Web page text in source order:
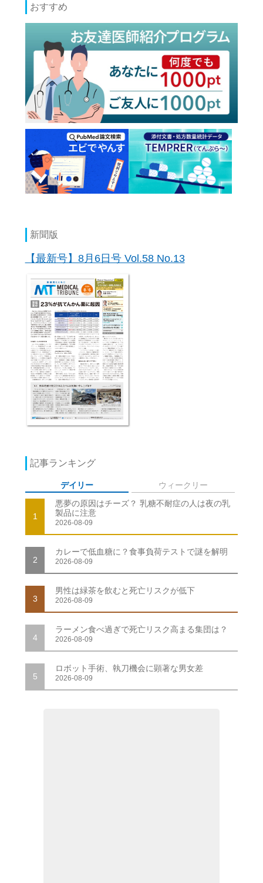
おすすめ
新聞版
【最新号】8月6日号 Vol.58 No.13
記事ランキング
デイリー
ウィークリー
悪夢の原因はチーズ？ 乳糖不耐症の人は夜の乳
製品に注意
1
2026-08-09
カレーで低血糖に？食事負荷テストで謎を解明
2
2026-08-09
男性は緑茶を飲むと死亡リスクが低下
3
2026-08-09
ラーメン食べ過ぎで死亡リスク高まる集団は？
4
2026-08-09
ロボット手術、執刀機会に顕著な男女差
5
2026-08-09